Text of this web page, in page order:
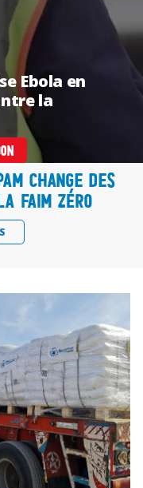
Ebola en
la
change des
faim zéro